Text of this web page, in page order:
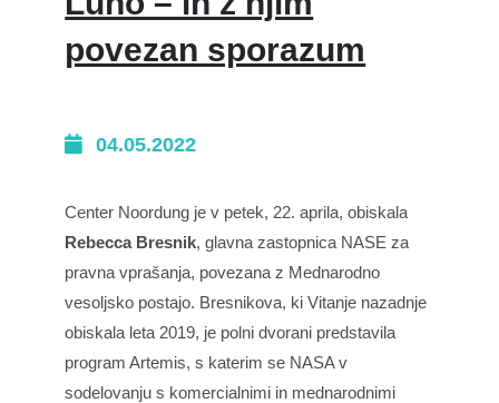
povezan sporazum
04.05.2022
Center Noordung je v petek, 22. aprila, obiskala
Rebecca Bresnik, glavna zastopnica NASE za
pravna vprašanja, povezana z Mednarodno
vesoljsko postajo. Bresnikova, ki Vitanje nazadnje
obiskala leta 2019, je polni dvorani predstavila
program Artemis, s katerim se NASA v
sodelovanju s komercialnimi in mednarodnimi